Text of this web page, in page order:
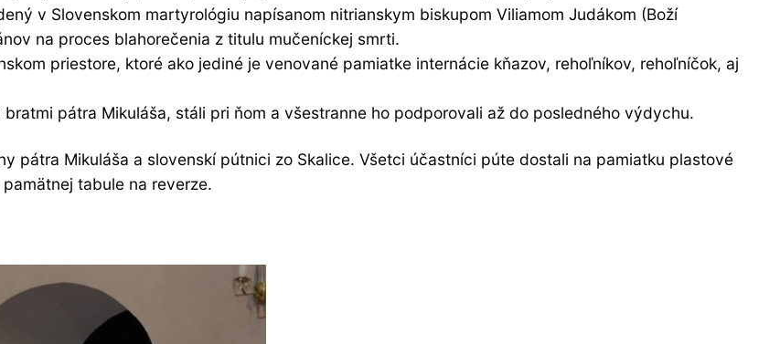
v Slovenskom martyrológiu napísanom nitrianskym biskupom Viliamom Judákom (Boží
na proces blahorečenia z titulu mučeníckej smrti.
priestore, ktoré ako jediné je venované pamiatke internácie kňazov, rehoľníkov, rehoľníčok, aj
pátra Mikuláša, stáli pri ňom a všestranne ho podporovali až do posledného výdychu.
pátra Mikuláša a slovenskí pútnici zo Skalice. Všetci účastníci púte dostali na pamiatku plastové
tabule na reverze.